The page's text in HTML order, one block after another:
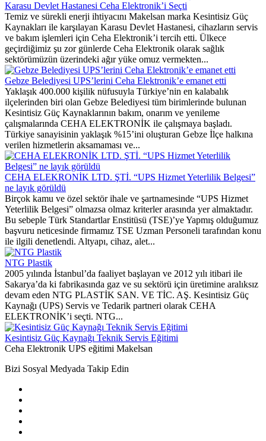
Karasu Devlet Hastanesi Ceha Elektronik’i Seçti
Temiz ve sürekli enerji ihtiyacını Makelsan marka Kesintisiz Güç
Kaynakları ile karşılayan Karasu Devlet Hastanesi, cihazların servis
ve bakım işlemleri için Ceha Elektronik’i tercih etti. Ülkece
geçirdiğimiz şu zor günlerde Ceha Elektronik olarak sağlık
sektörümüzün üzerindeki ağır yüke omuz vermekten...
Gebze Belediyesi UPS’lerini Ceha Elektronik’e emanet etti
Yaklaşık 400.000 kişilik nüfusuyla Türkiye’nin en kalabalık
ilçelerinden biri olan Gebze Belediyesi tüm birimlerinde bulunan
Kesintisiz Güç Kaynaklarının bakım, onarım ve yenileme
çalışmalarında CEHA ELEKTRONİK ile çalışmaya başladı.
Türkiye sanayisinin yaklaşık %15’ini oluşturan Gebze İlçe halkına
verilen hizmetlerin aksamaması ve...
CEHA ELEKRONİK LTD. ŞTİ. “UPS Hizmet Yeterlilik Belgesi”
ne layık görüldü
Birçok kamu ve özel sektör ihale ve şartnamesinde “UPS Hizmet
Yeterlilik Belgesi” olmazsa olmaz kriterler arasında yer almaktadır.
Bu sebeple Türk Standartlar Enstitüsü (TSE)’ye Yapmış olduğumuz
başvuru neticesinde firmamız TSE Uzman Personeli tarafından konu
ile ilgili denetlendi. Altyapı, cihaz, alet...
NTG Plastik
2005 yılında İstanbul’da faaliyet başlayan ve 2012 yılı itibari ile
Sakarya’da ki fabrikasında gaz ve su sektörü için üretimine aralıksız
devam eden NTG PLASTİK SAN. VE TİC. AŞ. Kesintisiz Güç
Kaynağı (UPS) Servis ve Tedarik partneri olarak CEHA
ELEKTRONİK’i seçti. NTG...
Kesintisiz Güç Kaynağı Teknik Servis Eğitimi
Ceha Elektronik UPS eğitimi Makelsan
Bizi Sosyal Medyada Takip Edin